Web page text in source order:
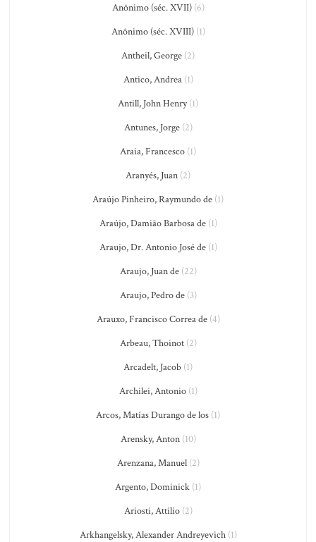
Anônimo (séc. XVII)(6)
Anônimo (séc. XVIII)(1)
Antheil, George (2)
Antico, Andrea(1)
Antill, John Henry(1)
Antunes, Jorge(2)
Araia, Francesco (1)
Aranyés, Juan (2)
Araújo Pinheiro, Raymundo de (1)
Araújo, Damião Barbosa de(1)
Araujo, Dr. Antonio José de(1)
Araujo, Juan de(22)
Araujo, Pedro de(3)
Arauxo, Francisco Correa de(4)
Arbeau, Thoinot(2)
Arcadelt, Jacob (1)
Archilei, Antonio(1)
Arcos, Matías Durango de los (1)
Arensky, Anton(10)
Arenzana, Manuel(2)
Argento, Dominick (1)
Ariosti, Attilio(2)
Arkhangelsky, Alexander Andreyevich(1)